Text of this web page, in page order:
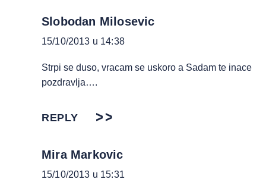
Slobodan Milosevic
15/10/2013 u 14:38
Strpi se duso, vracam se uskoro a Sadam te inace
pozdravlja….
REPLY
Mira Markovic
15/10/2013 u 15:31